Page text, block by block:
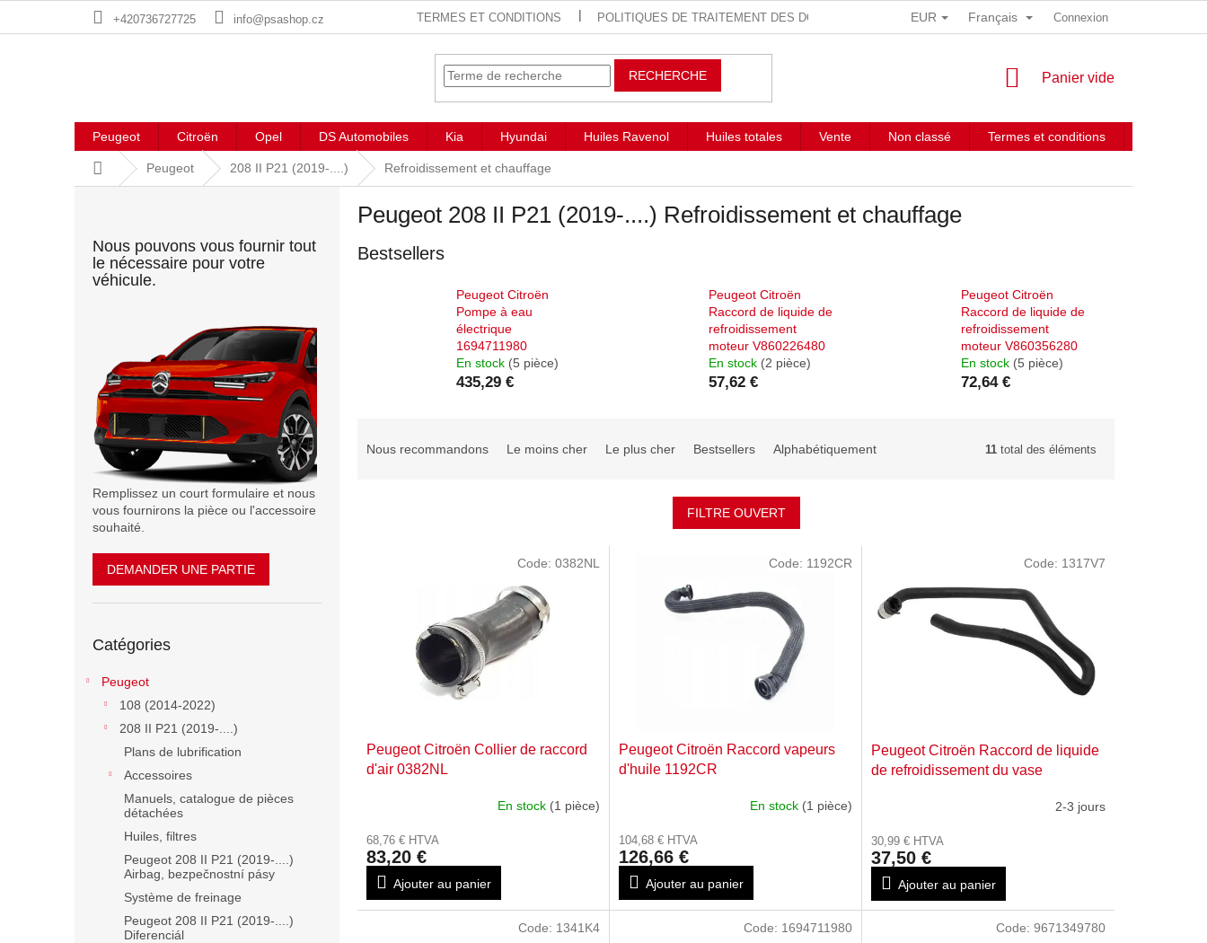
+420736727725 info@psashop.cz TERMES ET CONDITIONS POLITIQUES DE TRAITEMENT DES DONNÉES PERSONNELLES
EUR Français Connexion
RECHERCHE
PANIER
Panier vide
Peugeot Citroën Opel DS Automobiles Kia Hyundai Huiles Ravenol Huiles totales Vente Non classé Termes et conditions
AccueilPeugeot 208 II P21 (2019-....) Refroidissement et chauffage
Nous pouvons vous fournir tout
le nécessaire pour votre
véhicule.
Remplissez un court formulaire et nous
vous fournirons la pièce ou l'accessoire
souhaité.
DEMANDER UNE PARTIE
les
Catégories
Peugeot
108 (2014-2022)
208 II P21 (2019-....)
Plans de lubrification
Accessoires
Manuels, catalogue de pièces
détachées
Huiles, filtres
Peugeot 208 II P21 (2019-....)
Airbag, bezpečnostní pásy
Système de freinage
Peugeot 208 II P21 (2019-....)
Diferenciál
Peugeot 208 II P21 (2019-....) Refroidissement et chauffage
Bestsellers
Peugeot Citroën
Pompe à eau
électrique
1694711980
En stock (5 pièce)
435,29 €
Peugeot Citroën
Raccord de liquide de
refroidissement
moteur V860226480
En stock (2 pièce)
57,62 €
Peugeot Citroën
Raccord de liquide de
refroidissement
moteur V860356280
En stock (5 pièce)
72,64 €
Nous recommandons Le moins cher Le plus cher Bestsellers Alphabétiquement 11 total des éléments
FILTRE OUVERT
Peugeot Citroën Collier de raccord
d'air 0382NL
En stock (1 pièce)
68,76 € HTVA
83,20 €
Ajouter au panier
Code: 0382NL
Peugeot Citroën Raccord vapeurs
d'huile 1192CR
En stock (1 pièce)
104,68 € HTVA
126,66 €
Ajouter au panier
Code: 1192CR
Peugeot Citroën Raccord de liquide
de refroidissement du vase
2-3 jours
30,99 € HTVA
37,50 €
Ajouter au panier
Code: 1317V7
Code: 1341K4 Code: 1694711980 Code: 9671349780